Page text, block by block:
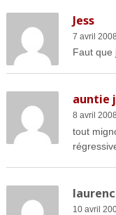
Jess
7 avril 2008
Faut que
auntie
8 avril 2008
tout
10 avril